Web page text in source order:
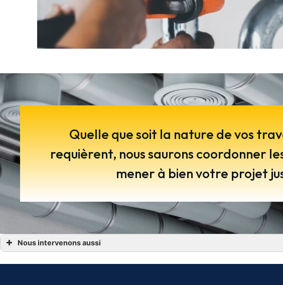
Quelle que soit la nature de vos
requièrent, nous saurons coordonner
mener à bien votre projet
Nous intervenons aussi